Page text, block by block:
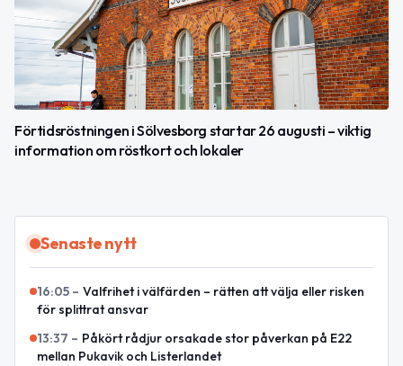
Förtidsröstningen i Sölvesborg startar 26 augusti – viktig
information om röstkort och lokaler
Senaste nytt
16:05 – Valfrihet i välfärden – rätten att välja eller risken
för splittrat ansvar
13:37 – Påkört rådjur orsakade stor påverkan på E22
mellan Pukavik och Listerlandet